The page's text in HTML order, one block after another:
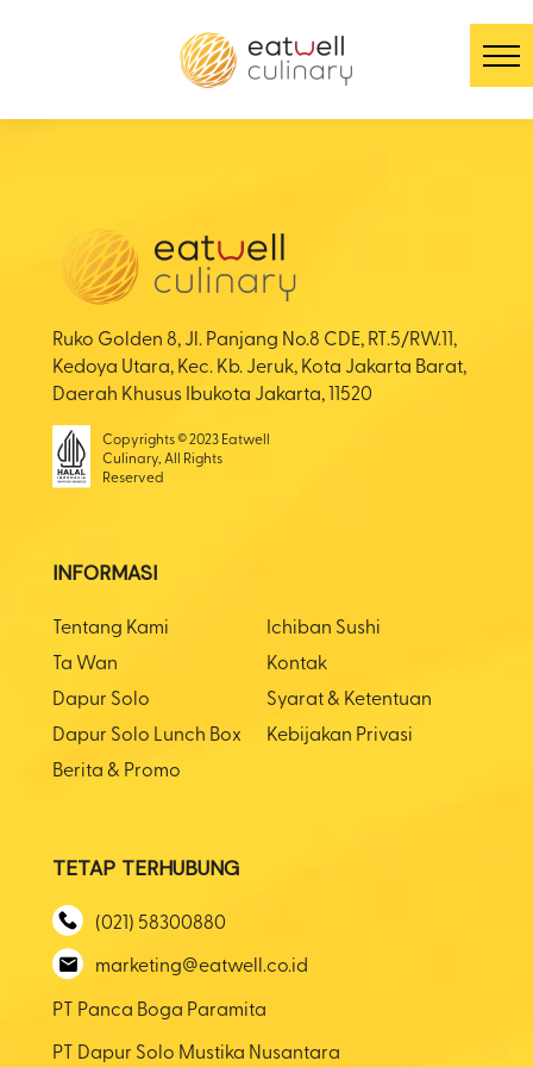
Ruko Golden 8, Jl. Panjang No.8 CDE, RT.5/RW.11,
Kedoya Utara, Kec. Kb. Jeruk, Kota Jakarta Barat,
Daerah Khusus Ibukota Jakarta, 11520
Copyrights © 2023 Eatwell
Culinary, All Rights
Reserved
INFORMASI
Tentang Kami
Ichiban Sushi
Ta Wan
Kontak
Dapur Solo
Syarat & Ketentuan
Dapur Solo Lunch Box
Kebijakan Privasi
Berita & Promo
TETAP TERHUBUNG
(021) 58300880
marketing@eatwell.co.id
PT Panca Boga Paramita
PT Dapur Solo Mustika Nusantara